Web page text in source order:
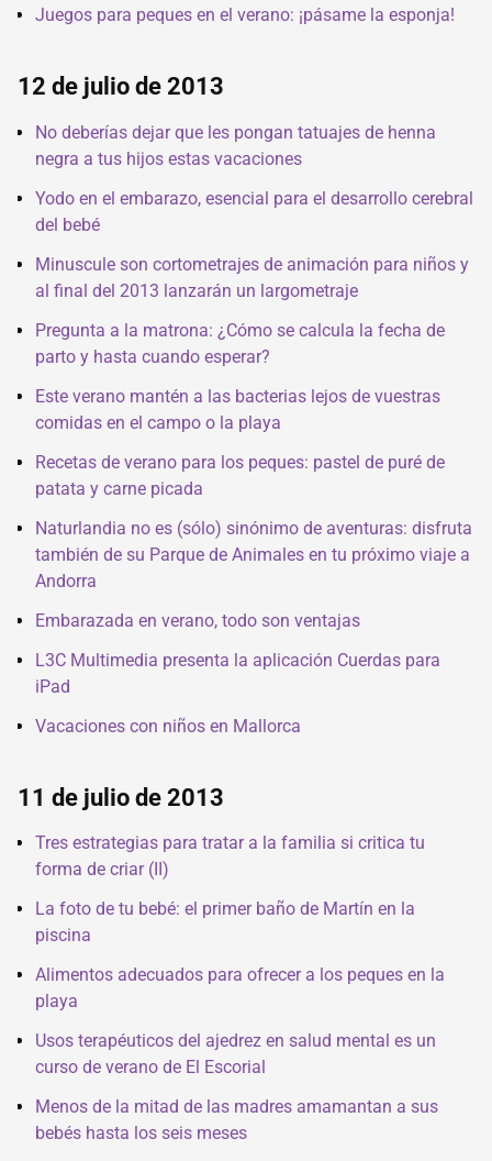
Juegos para peques en el verano: ¡pásame la esponja!
12 de julio de 2013
No deberías dejar que les pongan tatuajes de henna
negra a tus hijos estas vacaciones
Yodo en el embarazo, esencial para el desarrollo cerebral
del bebé
Minuscule son cortometrajes de animación para niños y
al final del 2013 lanzarán un largometraje
Pregunta a la matrona: ¿Cómo se calcula la fecha de
parto y hasta cuando esperar?
Este verano mantén a las bacterias lejos de vuestras
comidas en el campo o la playa
Recetas de verano para los peques: pastel de puré de
patata y carne picada
Naturlandia no es (sólo) sinónimo de aventuras: disfruta
también de su Parque de Animales en tu próximo viaje a
Andorra
Embarazada en verano, todo son ventajas
L3C Multimedia presenta la aplicación Cuerdas para
iPad
Vacaciones con niños en Mallorca
11 de julio de 2013
Tres estrategias para tratar a la familia si critica tu
forma de criar (II)
La foto de tu bebé: el primer baño de Martín en la
piscina
Alimentos adecuados para ofrecer a los peques en la
playa
Usos terapéuticos del ajedrez en salud mental es un
curso de verano de El Escorial
Menos de la mitad de las madres amamantan a sus
bebés hasta los seis meses